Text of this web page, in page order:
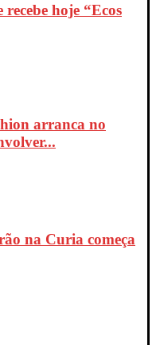
hoje “Ecos
arranca no
na Curia começa